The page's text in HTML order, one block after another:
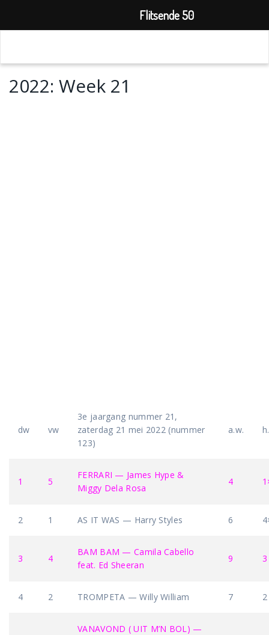
2022: Week 21
dw vw
3e jaargang nummer 21,
zaterdag 21 mei 2022 (nummer
123)
a.w.
1 5
FERRARI — James Hype &
Miggy Dela Rosa
4
2 1 AS IT WAS — Harry Styles 6
3 4
BAM BAM — Camila Cabello
feat. Ed Sheeran
9 3
4 2 TROMPETA — Willy William 7 2
VANAVOND ( UIT M’N BOL) —
Flitsende 50